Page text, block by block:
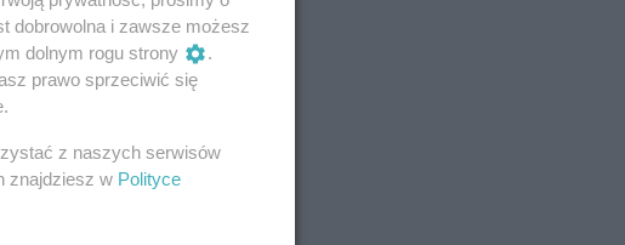
dobrowolna i zawsze możesz
dolnym rogu strony
.
prawo sprzeciwić się
z naszych serwisów
znajdziesz w Polityce